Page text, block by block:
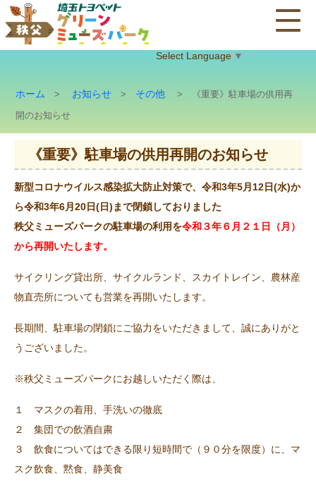
Select Language ▼
ホーム > お知らせ > その他 > 《重要》駐車場の供用再
開のお知らせ
《重要》駐車場の供用再開のお知らせ
新型コロナウイルス感染拡大防止対策で、令和3年5月12日(水)か
ら令和3年6月20日(日)まで閉鎖しておりました
秩父ミューズパークの駐車場の利用を令和３年６月２１日（月）
から再開いたします。
サイクリング貸出所、サイクルランド、スカイトレイン、農林産
物直売所についても営業を再開いたします。
長期間、駐車場の閉鎖にご協力をいただきまして、誠にありがと
うございました。
※秩父ミューズパークにお越しいただく際は、
１ マスクの着用、手洗いの徹底
２ 集団での飲酒自粛
３ 飲食についてはできる限り短時間で（９０分を限度）に、マ
スク飲食、黙食、静美食